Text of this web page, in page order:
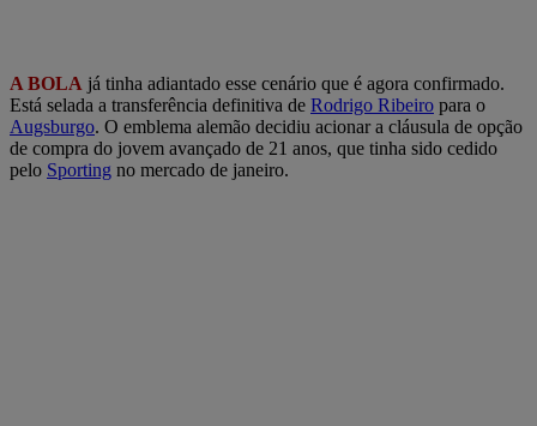
A BOLA já tinha adiantado esse cenário que é agora confirmado.
Está selada a transferência definitiva de Rodrigo Ribeiro para o
Augsburgo. O emblema alemão decidiu acionar a cláusula de opção
de compra do jovem avançado de 21 anos, que tinha sido cedido
pelo Sporting no mercado de janeiro.